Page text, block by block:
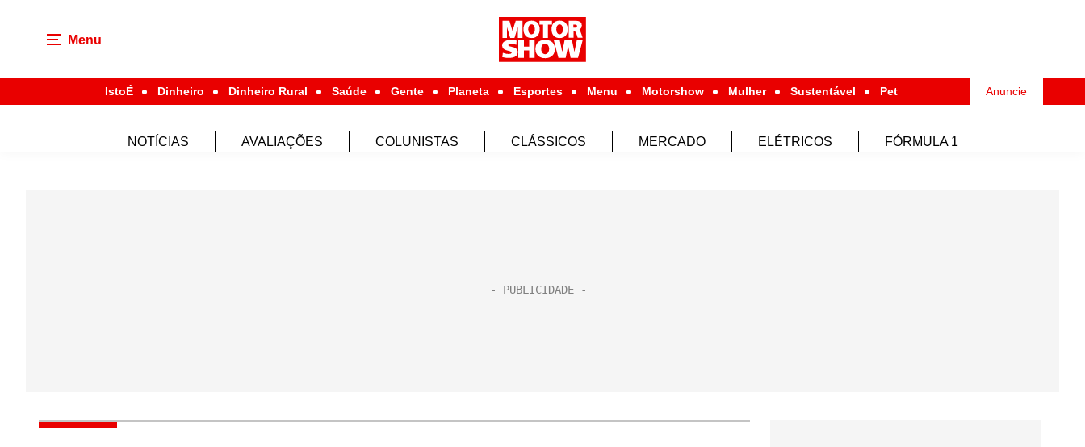
Menu
IstoÉ Dinheiro Dinheiro Rural Saúde Gente Planeta Esportes Menu Motorshow Mulher Sustentável Pet Anuncie
NOTÍCIAS AVALIAÇÕES COLUNISTAS CLÁSSICOS MERCADO ELÉTRICOS FÓRMULA 1